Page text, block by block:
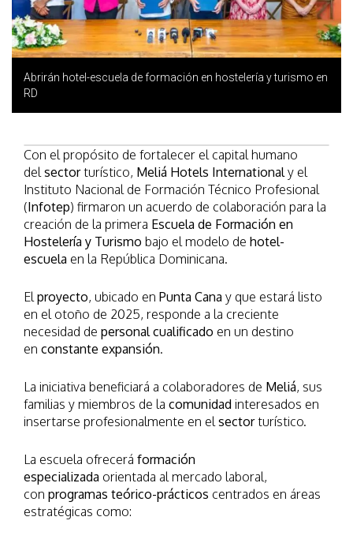
Abrirán hotel-escuela de formación en hostelería y turismo en
RD
Con el propósito de fortalecer el capital humano
delsectorturístico, Meliá Hotels Internationaly el
Instituto Nacional de Formación Técnico Profesional
(Infotep) firmaron un acuerdo de colaboración para la
creación de la primera Escuela de Formación en
Hostelería y Turismo bajo el modelo de hotel-
escuela en la República Dominicana.
Elproyecto, ubicado en Punta Cana y que estará listo
en el otoño de 2025, responde a la creciente
necesidad de personal cualificado en un destino
en constante expansión.
La iniciativa beneficiará a colaboradores de Meliá, sus
familias y miembros de la comunidad interesados en
insertarse profesionalmente en elsectorturístico.
La escuela ofrecerá formación
especializada orientada al mercado laboral,
con programas teórico-prácticos centrados en áreas
estratégicas como: